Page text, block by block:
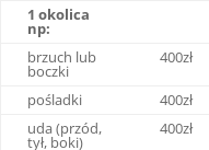
1 okolica
np:
brzuch lub
boczki
400zł
pośladki 400zł
uda (przód,
tył, boki)
400zł